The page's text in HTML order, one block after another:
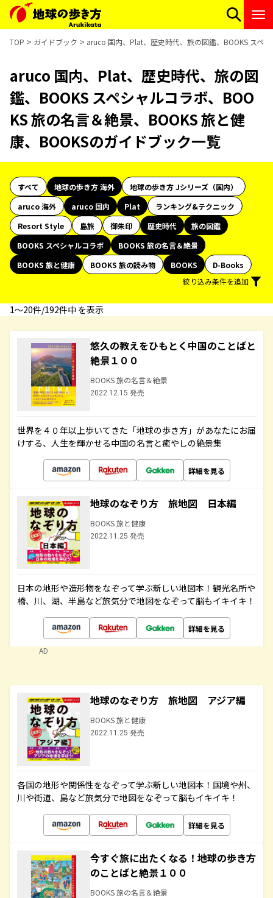
TOP ガイドブック aruco 国内、Plat、歴史時代、旅の図鑑、BOOKS スペ
aruco 国内、Plat、歴史時代、旅の図
鑑、BOOKS スペシャルコラボ、BOO
KS 旅の名言＆絶景、BOOKS 旅と健
康、BOOKSのガイドブック一覧
すべて 地球の歩き方 海外
地球の歩き方 Jシリーズ（国内）
aruco 海外
aruco 国内 Plat
ランキング&テクニック
Resort Style
島旅 御朱印 歴史時代
旅の図鑑
BOOKS スペシャルコラボ
BOOKS 旅の名言＆絶景
BOOKS 旅と健康
BOOKS 旅の読み物 BOOKS
D-Books
絞り込み条件を追加
1〜20件/192件中 を表示
悠久の教えをひもとく中国のことばと
絶景１００
BOOKS 旅の名言＆絶景
2022.12.15 発売
世界を４０年以上歩いてきた「地球の歩き方」があなたにお届
けする、人生を輝かせる中国の名言と癒やしの絶景集
詳細を見る
地球のなぞり方 旅地図 日本編
BOOKS 旅と健康
2022.11.25 発売
日本の地形や造形物をなぞって学ぶ新しい地図本！観光名所や
橋、川、湖、半島など旅気分で地図をなぞって脳もイキイキ！
詳細を見る
AD
地球のなぞり方 旅地図 アジア編
BOOKS 旅と健康
2022.11.25 発売
各国の地形や関係性をなぞって学ぶ新しい地図本！国境や州、
川や街道、島など旅気分で地図をなぞって脳もイキイキ！
詳細を見る
今すぐ旅に出たくなる！地球の歩き方
のことばと絶景１００
BOOKS 旅の名言＆絶景